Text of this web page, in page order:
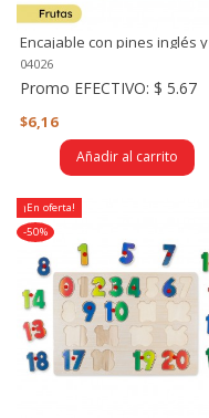
Encajable con pines inglés y
español (varios modelos)
04026
Promo EFECTIVO: $ 5.67
$6,16
Añadir al carrito
¡En oferta!
-50%